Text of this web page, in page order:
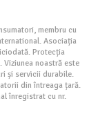
membru cu
Asociația
Protecția
Viziunea noastră este
și servicii durabile.
din întreaga țară.
înregistrat cu nr.